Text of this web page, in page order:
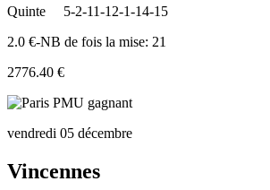
Quinte
5-2-11-12-1-14-15
2.0 €-NB de fois la mise: 21
2776.40 €
vendredi 05 décembre
Vincennes